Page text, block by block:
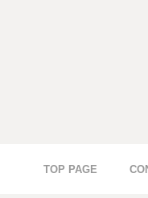
TOP PAGE